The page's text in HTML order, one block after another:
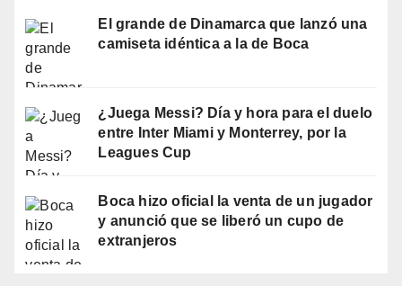
El grande de Dinamarca que lanzó una
camiseta idéntica a la de Boca
¿Juega Messi? Día y hora para el duelo
entre Inter Miami y Monterrey, por la
Leagues Cup
Boca hizo oficial la venta de un jugador
y anunció que se liberó un cupo de
extranjeros